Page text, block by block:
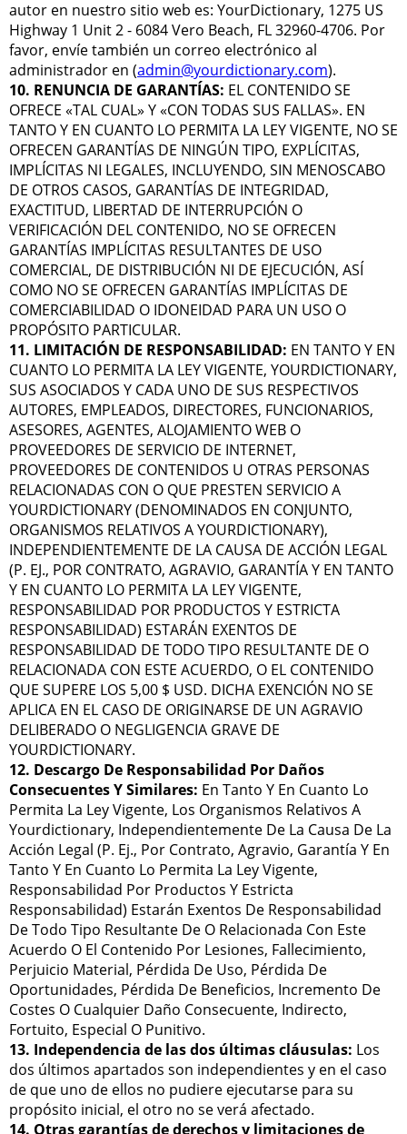
autor en nuestro sitio web es: YourDictionary, 1275 US
Highway 1 Unit 2 - 6084 Vero Beach, FL 32960-4706. Por
favor, envíe también un correo electrónico al
administrador en (admin@yourdictionary.com).
10. RENUNCIA DE GARANTÍAS: EL CONTENIDO SE
OFRECE «TAL CUAL» Y «CON TODAS SUS FALLAS». EN
TANTO Y EN CUANTO LO PERMITA LA LEY VIGENTE, NO SE
OFRECEN GARANTÍAS DE NINGÚN TIPO, EXPLÍCITAS,
IMPLÍCITAS NI LEGALES, INCLUYENDO, SIN MENOSCABO
DE OTROS CASOS, GARANTÍAS DE INTEGRIDAD,
EXACTITUD, LIBERTAD DE INTERRUPCIÓN O
VERIFICACIÓN DEL CONTENIDO, NO SE OFRECEN
GARANTÍAS IMPLÍCITAS RESULTANTES DE USO
COMERCIAL, DE DISTRIBUCIÓN NI DE EJECUCIÓN, ASÍ
COMO NO SE OFRECEN GARANTÍAS IMPLÍCITAS DE
COMERCIABILIDAD O IDONEIDAD PARA UN USO O
PROPÓSITO PARTICULAR.
11. LIMITACIÓN DE RESPONSABILIDAD: EN TANTO Y EN
CUANTO LO PERMITA LA LEY VIGENTE, YOURDICTIONARY,
SUS ASOCIADOS Y CADA UNO DE SUS RESPECTIVOS
AUTORES, EMPLEADOS, DIRECTORES, FUNCIONARIOS,
ASESORES, AGENTES, ALOJAMIENTO WEB O
PROVEEDORES DE SERVICIO DE INTERNET,
PROVEEDORES DE CONTENIDOS U OTRAS PERSONAS
RELACIONADAS CON O QUE PRESTEN SERVICIO A
YOURDICTIONARY (DENOMINADOS EN CONJUNTO,
ORGANISMOS RELATIVOS A YOURDICTIONARY),
INDEPENDIENTEMENTE DE LA CAUSA DE ACCIÓN LEGAL
(P. EJ., POR CONTRATO, AGRAVIO, GARANTÍA Y EN TANTO
Y EN CUANTO LO PERMITA LA LEY VIGENTE,
RESPONSABILIDAD POR PRODUCTOS Y ESTRICTA
RESPONSABILIDAD) ESTARÁN EXENTOS DE
RESPONSABILIDAD DE TODO TIPO RESULTANTE DE O
RELACIONADA CON ESTE ACUERDO, O EL CONTENIDO
QUE SUPERE LOS 5,00 $ USD. DICHA EXENCIÓN NO SE
APLICA EN EL CASO DE ORIGINARSE DE UN AGRAVIO
DELIBERADO O NEGLIGENCIA GRAVE DE
YOURDICTIONARY.
12. Descargo De Responsabilidad Por Daños
Consecuentes Y Similares: En Tanto Y En Cuanto Lo
Permita La Ley Vigente, Los Organismos Relativos A
Yourdictionary, Independientemente De La Causa De La
Acción Legal (P. Ej., Por Contrato, Agravio, Garantía Y En
Tanto Y En Cuanto Lo Permita La Ley Vigente,
Responsabilidad Por Productos Y Estricta
Responsabilidad) Estarán Exentos De Responsabilidad
De Todo Tipo Resultante De O Relacionada Con Este
Acuerdo O El Contenido Por Lesiones, Fallecimiento,
Perjuicio Material, Pérdida De Uso, Pérdida De
Oportunidades, Pérdida De Beneficios, Incremento De
Costes O Cualquier Daño Consecuente, Indirecto,
Fortuito, Especial O Punitivo.
13. Independencia de las dos últimas cláusulas: Los
dos últimos apartados son independientes y en el caso
de que uno de ellos no pudiere ejecutarse para su
propósito inicial, el otro no se verá afectado.
14. Otras garantías de derechos y limitaciones de